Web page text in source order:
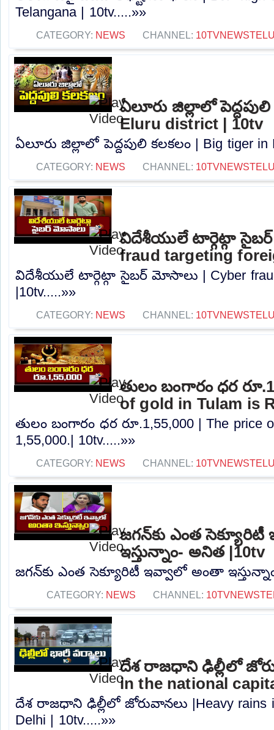
Telangana | 10tv.....»»
CATEGORY: NEWS CHANNEL:
ఏలూరు జిల్లాలో
Eluru district | 10tv
ఏలూరు జిల్లాలో పెద్దపులి కలకలం | Big tiger in
CATEGORY: NEWS CHANNEL:
విదేశీయులే టార్గెట్గా
fraud targeting
విదేశీయులే టార్గెట్గా సైబర్ మోసాలు | Cyber ​​fraud
|10tv.....»»
CATEGORY: NEWS CHANNEL:
తులం బంగారం ధర
of gold in Tulam is
తులం బంగారం ధర రూ.1,55,000 | The price
1,55,000.| 10tv.....»»
CATEGORY: NEWS CHANNEL:
జగన్‌కు ఎంత
ఇస్తున్నాం- అనిత |10tv
జగన్‌కు ఎంత సెక్యూరిటీ ఇవ్వాలో అంతా
CATEGORY: NEWS CHANNEL:
దేశ రాజధాని ఢిల్లీలో
in the national
దేశ రాజధాని ఢిల్లీలో జోరువానలు |Heavy rains
Delhi | 10tv.....»»